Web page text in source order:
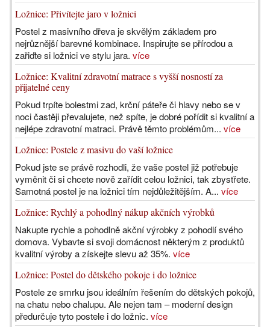
Ložnice: Přivítejte jaro v ložnici
Postel z masivního dřeva je skvělým základem pro
nejrůznější barevné kombinace. Inspirujte se přírodou a
zařiďte si ložnici ve stylu jara. více
Ložnice: Kvalitní zdravotní matrace s vyšší nosností za
přijatelné ceny
Pokud trpíte bolestmi zad, krční páteře či hlavy nebo se v
noci častěji převalujete, než spíte, je dobré pořídit si kvalitní a
nejlépe zdravotní matraci. Právě těmto problémům... více
Ložnice: Postele z masivu do vaší ložnice
Pokud jste se právě rozhodli, že vaše postel již potřebuje
vyměnit či si chcete nově zařídit celou ložnici, tak zbystřete.
Samotná postel je na ložnici tím nejdůležitějším. A... více
Ložnice: Rychlý a pohodlný nákup akčních výrobků
Nakupte rychle a pohodlně akční výrobky z pohodlí svého
domova. Vybavte si svoji domácnost některým z produktů
kvalitní výroby a získejte slevu až 35%. více
Ložnice: Postel do dětského pokoje i do ložnice
Postele ze smrku jsou ideálním řešením do dětských pokojů,
na chatu nebo chalupu. Ale nejen tam – moderní design
předurčuje tyto postele i do ložnic. více